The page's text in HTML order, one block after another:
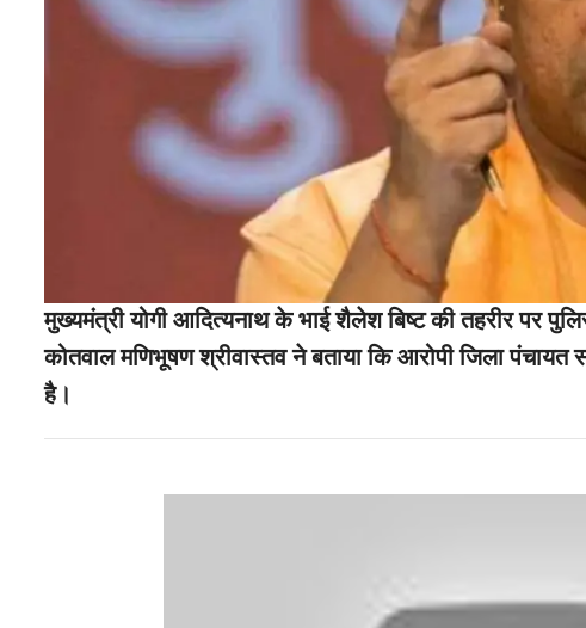
मुख्यमंत्री योगी आदित्यनाथ के भाई शैलेश बिष्ट की तहरीर पर
कोतवाल मणिभूषण श्रीवास्तव ने बताया कि आरोपी जिला
है।